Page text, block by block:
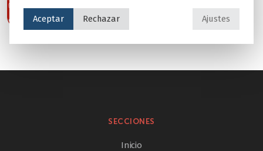
SECCIONES
Inicio
Aceptar Rechazar Ajustes